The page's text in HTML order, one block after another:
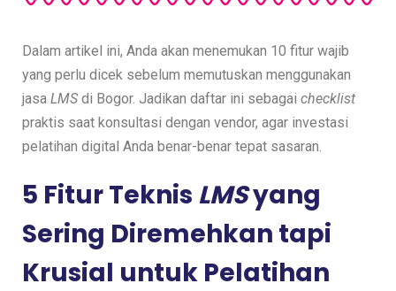
Dalam artikel ini, Anda akan menemukan 10 fitur wajib
yang perlu dicek sebelum memutuskan menggunakan
jasa LMS di Bogor. Jadikan daftar ini sebagai checklist
praktis saat konsultasi dengan vendor, agar investasi
pelatihan digital Anda benar-benar tepat sasaran.
5 Fitur Teknis LMSyang
Sering Diremehkan tapi
Krusial untuk Pelatihan